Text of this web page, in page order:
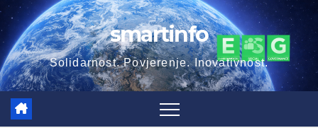
Skip
to
content
smartinfo
Solidarnost. Povjerenje. Inovativnost.